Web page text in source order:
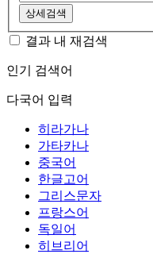
상세검색
결과 내 재검색
인기 검색어
다국어 입력
히라가나
가타카나
중국어
한글고어
그리스문자
프랑스어
독일어
히브리어